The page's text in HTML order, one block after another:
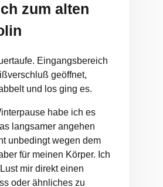
zum alten
Eingangsbereich
geöffnet,
und los ging es.
habe ich es
langsamer angehen
unbedingt wegen dem
für meinen Körper. Ich
mir direkt einen
oder ähnliches zu